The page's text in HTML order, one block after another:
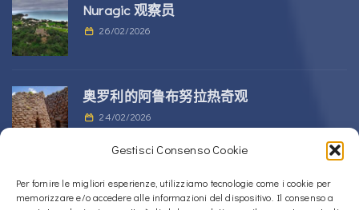
Gestisci Consenso Cookie
Per fornire le migliori esperienze, utilizziamo tecnologie come i cookie per
memorizzare e/o accedere alle informazioni del dispositivo. Il consenso a
Nuragic 观察员
26/02/2026
奥罗利的阿鲁布努拉热奇观
24/02/2026
位于 Alà dei Sardi 的 Sos Nurattolos
Nuragic 建筑群